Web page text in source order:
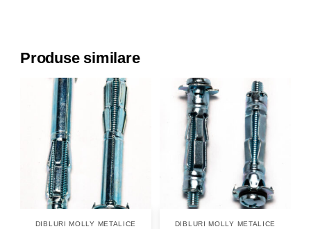
Produse similare
DIBLURI MOLLY METALICE DIBLURI MOLLY METALICE